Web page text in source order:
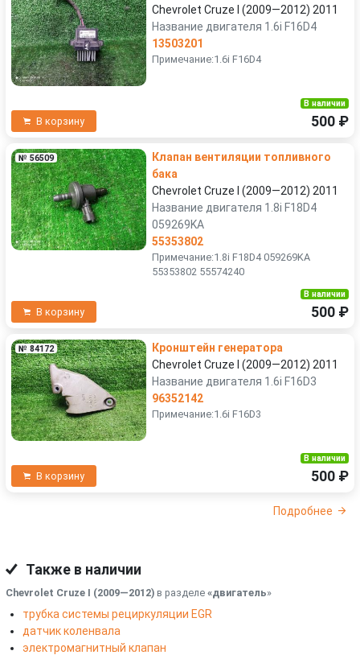
Chevrolet Cruze I (2009—2012) 2011
Название двигателя 1.6i F16D4
13503201
Примечание:1.6i F16D4
В корзину
В наличии
500 ₽
№ 56509
Клапан вентиляции топливного
бака
Chevrolet Cruze I (2009—2012) 2011
Название двигателя 1.8i F18D4
059269KA
55353802
Примечание:1.8i F18D4 059269KA
55353802 55574240
В корзину
В наличии
500 ₽
№ 84172
Кронштейн генератора
Chevrolet Cruze I (2009—2012) 2011
Название двигателя 1.6i F16D3
96352142
Примечание:1.6i F16D3
В корзину
В наличии
500 ₽
Подробнее
Также в наличии
Chevrolet Cruze I (2009—2012) в разделе «двигатель»
трубка системы рециркуляции EGR
датчик коленвала
электромагнитный клапан